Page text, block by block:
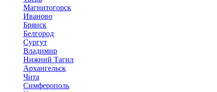
Магнитогорск
Иваново
Брянск
Белгород
Сургут
Владимир
Нижний Тагил
Архангельск
Чита
Симферополь